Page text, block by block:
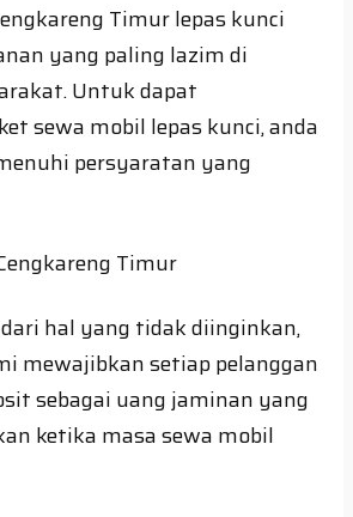
Timur lepas kunci
yang paling lazim di
Untuk dapat
sewa mobil lepas kunci, anda
persyaratan yang
hal yang tidak diinginkan,
mewajibkan setiap pelanggan
sebagai uang jaminan yang
ketika masa sewa mobil